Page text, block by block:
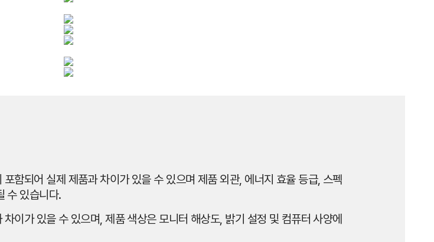
함되어 실제 제품과 차이가 있을 수 있으며 제품 외관, 에너지 효율 등급, 스펙
수 있습니다.
이가 있을 수 있으며, 제품 색상은 모니터 해상도, 밝기 설정 및 컴퓨터 사양에